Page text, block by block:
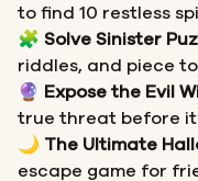
to find 10 restless
🧩 Solve Sinister
riddles, and piece
🔮
Expose the Evil
true threat before
🌙 The Ultimate
escape game for